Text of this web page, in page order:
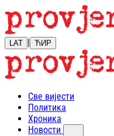
LAT | ЋИР
Све вијести
Политика
Хроника
Новости